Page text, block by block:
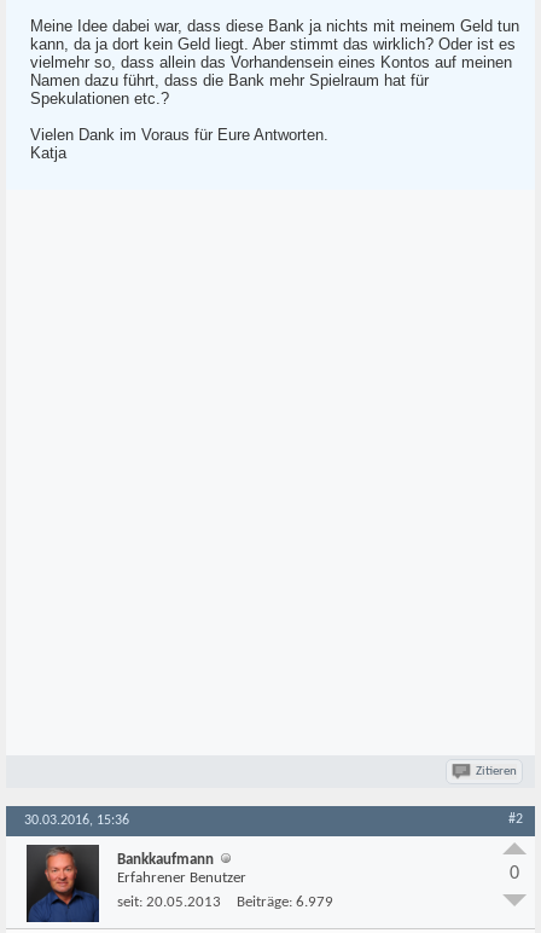
Meine Idee dabei war, dass diese Bank ja nichts mit meinem Geld tun
kann, da ja dort kein Geld liegt. Aber stimmt das wirklich? Oder ist es
vielmehr so, dass allein das Vorhandensein eines Kontos auf meinen
Namen dazu führt, dass die Bank mehr Spielraum hat für
Spekulationen etc.?
Vielen Dank im Voraus für Eure Antworten.
Katja
Zitieren
30.03.2016, 15:36 #2
Bankkaufmann
Erfahrener Benutzer
seit: 20.05.2013 Beiträge: 6.979
0